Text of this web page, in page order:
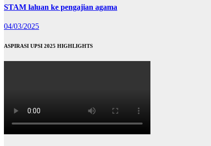
STAM laluan ke pengajian agama
04/03/2025
ASPIRASI UPSI 2025 HIGHLIGHTS